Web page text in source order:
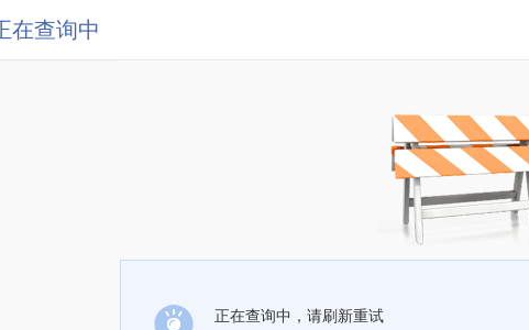
在查询中
正在查询中，请刷新重试